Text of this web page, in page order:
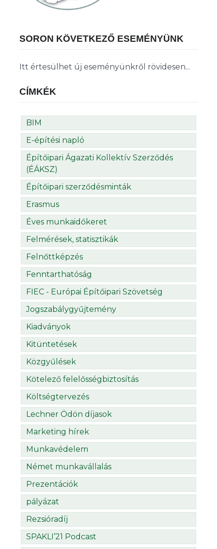
SORON KÖVETKEZŐ ESEMÉNYÜNK
Itt értesülhet új eseményünkről rövidesen...
CÍMKÉK
BIM
E-építési napló
Építőipari Ágazati Kollektív Szerződés
(ÉÁKSZ)
Építőipari szerződésminták
Erasmus
Éves munkaidőkeret
Felmérések, statisztikák
Felnőttképzés
Fenntarthatóság
FIEC - Európai Építőipari Szövetség
Jogszabálygyűjtemény
Kiadványok
Kitüntetések
Közgyűlések
Kötelező felelősségbiztosítás
Költségtervezés
Lechner Ödön díjasok
Marketing hírek
Munkavédelem
Német munkavállalás
Prezentációk
pályázat
Rezsióradíj
SPAKLI’21 Podcast